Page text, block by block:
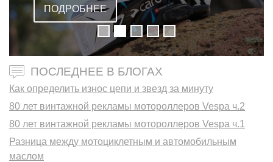
ПОДРОБНЕЕ
ПОСЛЕДНЕЕ В БЛОГАХ
Как определить износ цепи и звезд за минуту
80 лет винтажной рекламы мотороллеров Vespa ч.2
80 лет винтажной рекламы мотороллеров Vespa ч.1
Разница между мотоциклетным и автомобильным
маслом